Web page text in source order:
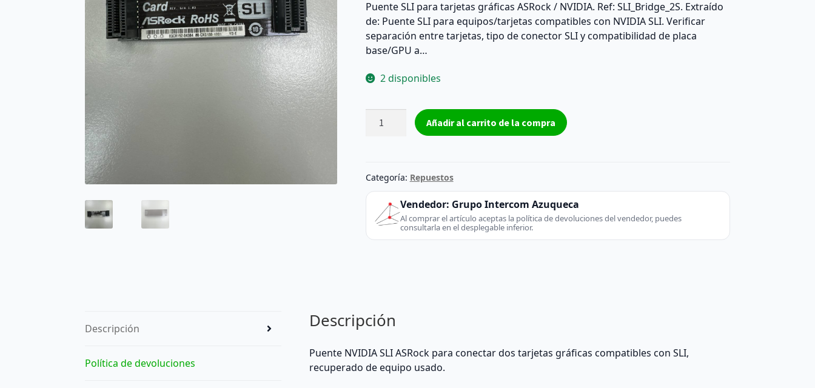
Puente SLI para tarjetas gráficas ASRock / NVIDIA. Ref: SLI_Bridge_2S. Extraído
de: Puente SLI para equipos/tarjetas compatibles con NVIDIA SLI. Verificar
separación entre tarjetas, tipo de conector SLI y compatibilidad de placa
base/GPU a…
2 disponibles
NVIDIA
SLI_Bridge_2S
Reacondicionado
cantidad
Añadir al carrito de la compra
Categoría: Repuestos
Vendedor: Grupo Intercom Azuqueca
Al comprar el artículo aceptas la política de devoluciones del vendedor, puedes
consultarla en el desplegable inferior.
Descripción
Política de devoluciones
Descripción
Puente NVIDIA SLI ASRock para conectar dos tarjetas gráficas compatibles con SLI,
recuperado de equipo usado.